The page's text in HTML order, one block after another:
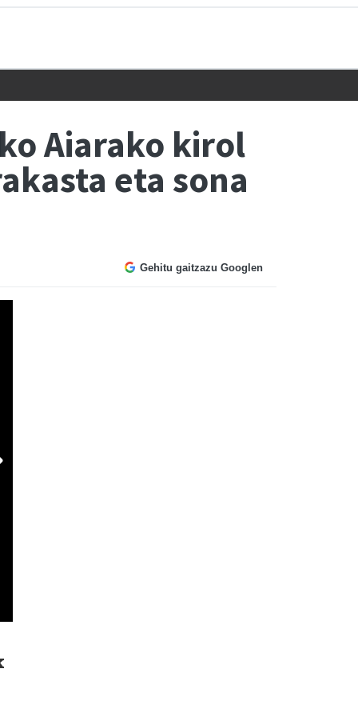
Aiarako kirol
eta sona
Gehitu gaitzazu Googlen